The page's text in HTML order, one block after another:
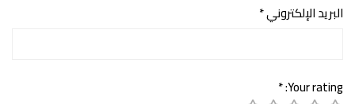
البريد الإلكتروني*
Your rating:
*